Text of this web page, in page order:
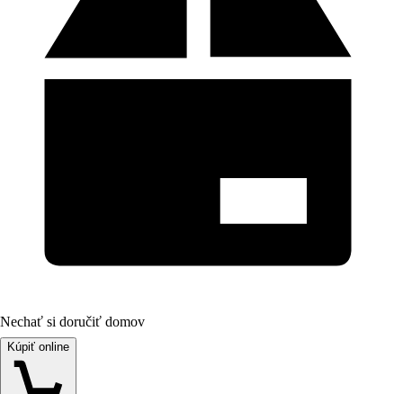
Nechať si doručiť domov
Kúpiť online